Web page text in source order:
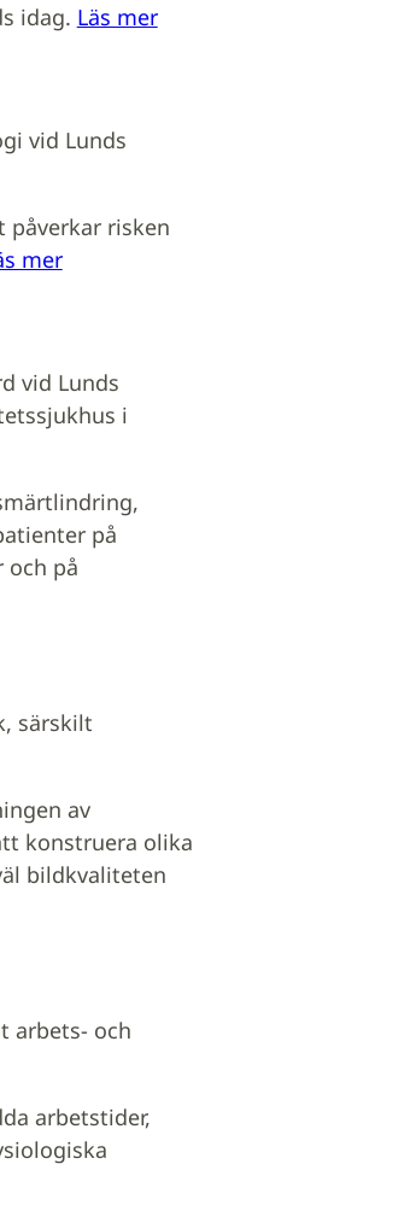
idag. Läs mer
vid Lunds
påverkar risken
mer
vid Lunds
i
på
och på
särskilt
av
konstruera olika
bildkvaliteten
arbets- och
arbetstider,